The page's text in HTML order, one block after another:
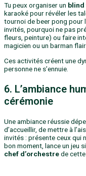
Tu peux organiser un blind
karaoké pour révéler les
tournoi de beer pong pour
invités, pourquoi ne pas
fleurs, peinture) ou faire
magicien ou un barman
Ces activités créent une
personne ne s’ennuie.
6. L’ambiance
cérémonie
Une ambiance réussie
d’accueillir, de mettre à
invités : présente ceux qui
bon moment, lance un jeu
chef d’orchestrede